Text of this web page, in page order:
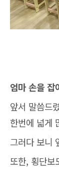
엄마 손을 잡
앞서 말씀드
한번에 넓게
그러다 보니
또한, 횡단보